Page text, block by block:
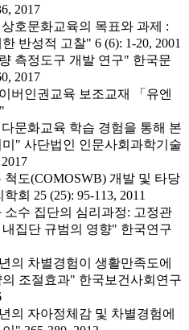
2017
호문화교육의 목표와 과제 :
반성적 고찰" 6 (6): 1-20, 2001
측정도구 개발 연구" 한국문
2017
버인권교육 보조교재 「유엔
문화교육 학습 경험을 통해 본
" 사단법인 인문사회과학기술
도(COMOSWB) 개발 및 타당
회 25 (25): 95-113, 2011
소수 집단의 심리과정: 고정관
집단 규범의 영향" 한국연구
의 차별경험이 생활만족도에
조절효과" 한국보건사회연구
의 자아정체감 및 차별경험에